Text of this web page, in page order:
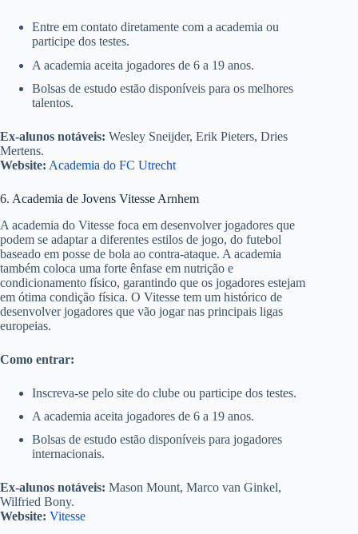
Entre em contato diretamente com a academia ou
participe dos testes.
A academia aceita jogadores de 6 a 19 anos.
Bolsas de estudo estão disponíveis para os melhores
talentos.
Ex-alunos notáveis: Wesley Sneijder, Erik Pieters, Dries
Mertens.
Website: Academia do FC Utrecht
6. Academia de Jovens Vitesse Arnhem
A academia do Vitesse foca em desenvolver jogadores que
podem se adaptar a diferentes estilos de jogo, do futebol
baseado em posse de bola ao contra-ataque. A academia
também coloca uma forte ênfase em nutrição e
condicionamento físico, garantindo que os jogadores estejam
em ótima condição física. O Vitesse tem um histórico de
desenvolver jogadores que vão jogar nas principais ligas
europeias.
Como entrar:
Inscreva-se pelo site do clube ou participe dos testes.
A academia aceita jogadores de 6 a 19 anos.
Bolsas de estudo estão disponíveis para jogadores
internacionais.
Ex-alunos notáveis: Mason Mount, Marco van Ginkel,
Wilfried Bony.
Website: Vitesse